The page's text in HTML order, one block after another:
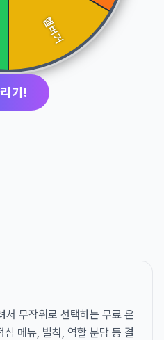
기!
서 무작위로 선택하는 무료 온
메뉴, 벌칙, 역할 분담 등 결